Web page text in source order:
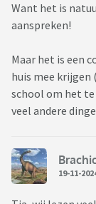
Want het is
aanspreken!
Maar het is een
huis mee
school om het
veel andere
19-11-